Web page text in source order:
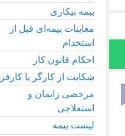
بیمه بیکاری
معاینات بیمه‌ای قبل از
استخدام
احکام قانون کار
شکایت از کارگر یا
مرخصی زایمان و
استعلاجی
لیست بیمه